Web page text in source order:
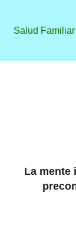
Salud Familiar
La mente